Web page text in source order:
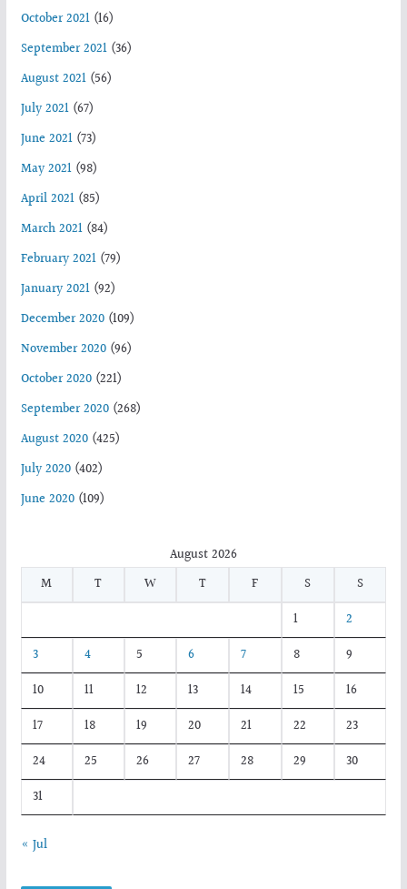
October 2021(16)
September 2021(36)
August 2021(56)
July 2021(67)
June 2021(73)
May 2021(98)
April 2021(85)
March 2021(84)
February 2021(79)
January 2021(92)
December 2020(109)
November 2020(96)
October 2020(221)
September 2020(268)
August 2020(425)
July 2020(402)
June 2020(109)
August 2026
M
T W T F S
S
1
2
3
4 5 6 7 8
9
10
11 12 13 14 15
16
17
18 19 20 21 22
23
24
25 26 27 28 29
30
31
« Jul